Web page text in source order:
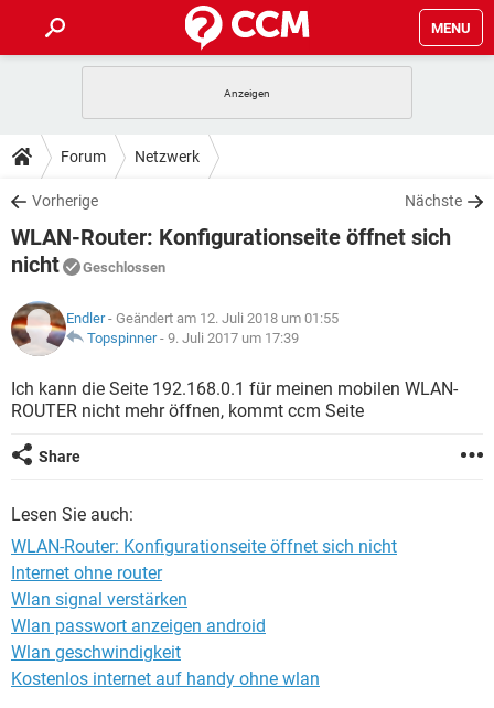
MENU
ANDROID
WINDOWS 10
WHATSAPP TIKTOK
FACEBOOK
TIPPS & TRICKS
SPIELE
WINDOWS 10
FACEBOOK HARDWARE
DOWNLOADS
SPIELE STREAMING
ANDROID
WINDOWS 10 INSTAGRAM
WHATSAPP
FACEBOOK HARDWARE
FORUM
ANDROID IOS
WHATSAPP TIKTOK
FACEBOOK
LEXIKON
SPIELE
ANDROID IOS
WHATSAPP
Forum Netzwerk
Vorherige Nächste
WLAN-Router: Konfigurationseite öffnet sich
nicht
Geschlossen
Endler- Geändert am 12. Juli 2018 um 01:55
Topspinner- 9. Juli 2017 um 17:39
Ich kann die Seite 192.168.0.1 für meinen mobilen WLAN-
ROUTER nicht mehr öffnen, kommt ccm Seite
Share
Lesen Sie auch:
WLAN-Router: Konfigurationseite öffnet sich nicht
Internet ohne router
Wlan signal verstärken
Wlan passwort anzeigen android
Wlan geschwindigkeit
Kostenlos internet auf handy ohne wlan